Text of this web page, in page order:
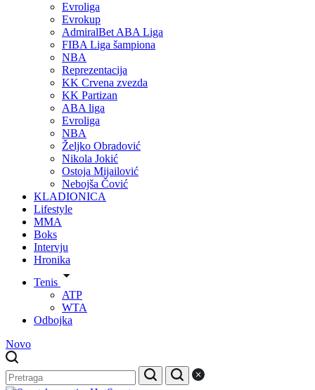
Evroliga
Evrokup
AdmiralBet ABA Liga
FIBA Liga šampiona
NBA
Reprezentacija
KK Crvena zvezda
KK Partizan
ABA liga
Evroliga
NBA
Željko Obradović
Nikola Jokić
Ostoja Mijailović
Nebojša Čović
KLADIONICA
Lifestyle
MMA
Boks
Intervju
Hronika
Tenis
ATP
WTA
Odbojka
Novo